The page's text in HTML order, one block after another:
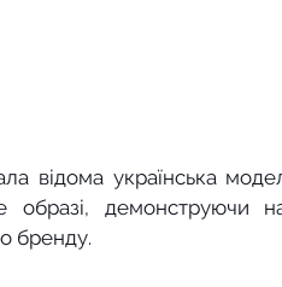
відома українська
демонструючи
бренду.